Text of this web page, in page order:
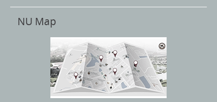
NU Map